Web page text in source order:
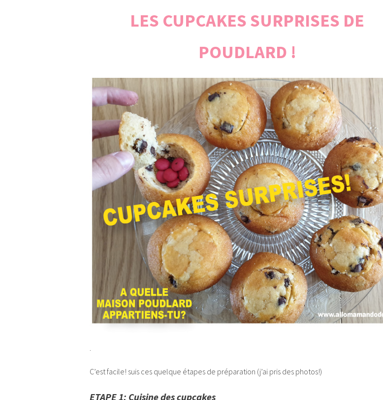
LES CUPCAKES SURPRISES DE
POUDLARD !
C’est facile! suis ces quelque étapes de préparation (j’ai pris des photos!)
ETAPE 1: Cuisine des cupcakes